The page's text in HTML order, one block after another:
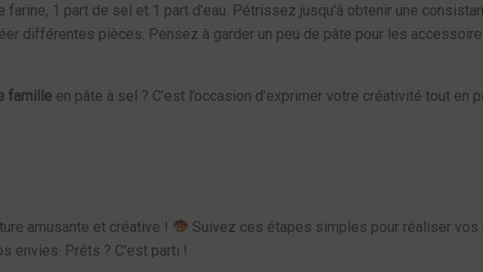
1 part de sel et 1 part d’eau. Pétrissez jusqu’à obtenir une
différentes pièces. Pensez à garder un peu de pâte pour les
famille en pâte à sel ? C’est l’occasion d’exprimer votre créativité tout en
amusante et créative !
Suivez ces étapes simples pour réaliser vos
envies. Prêts ? C’est parti !